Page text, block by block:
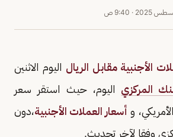
· 9:40 ص
الأجنبية مقابل الريال اليوم الاثنين
المركزي اليوم، حيث استقر سعر
و أسعار العملات الأجنبية،دون
وفقا لآخر تحديث.